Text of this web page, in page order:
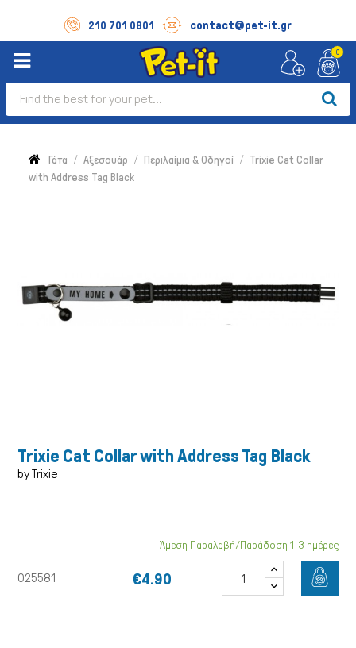
210 701 0801 contact@pet-it.gr
Σκύλος
0
Γάτα Αξεσουάρ Περιλαίμια & Οδηγοί
Trixie Cat Collar
with Address Tag Black
Trixie Cat Collar with Address Tag Black
by Trixie
025581
Άμεση Παραλαβή/Παράδοση 1-3 ημέρες
€4.90